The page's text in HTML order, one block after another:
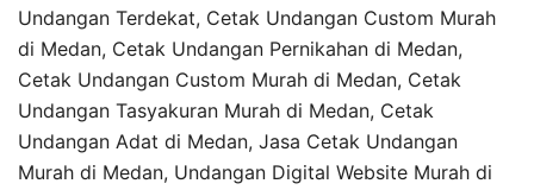
Undangan Terdekat, Cetak Undangan Custom Murah
di Medan, Cetak Undangan Pernikahan di Medan,
Cetak Undangan Custom Murah di Medan, Cetak
Undangan Tasyakuran Murah di Medan, Cetak
Undangan Adat di Medan, Jasa Cetak Undangan
Murah di Medan, Undangan Digital Website Murah di